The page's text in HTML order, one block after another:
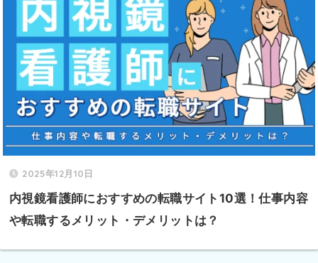
2025年12月10日
内視鏡看護師におすすめの転職サイト10選！仕事内容
や転職するメリット・デメリットは？